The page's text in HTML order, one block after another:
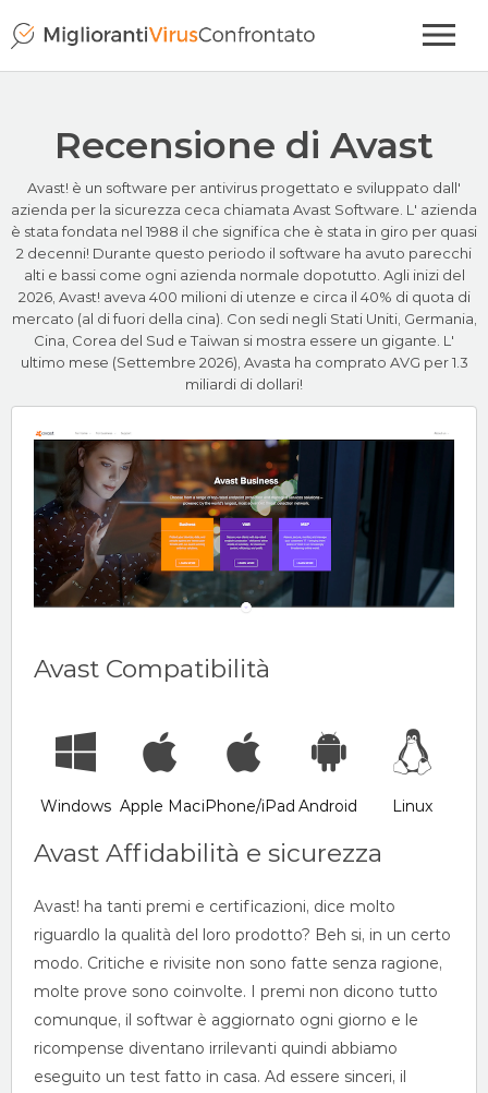
Recensione di Avast
Avast! è un software per antivirus progettato e sviluppato dall'
azienda per la sicurezza ceca chiamata Avast Software. L' azienda
è stata fondata nel 1988 il che significa che è stata in giro per quasi
2 decenni! Durante questo periodo il software ha avuto parecchi
alti e bassi come ogni azienda normale dopotutto. Agli inizi del
2026, Avast! aveva 400 milioni di utenze e circa il 40% di quota di
mercato (al di fuori della cina). Con sedi negli Stati Uniti, Germania,
Cina, Corea del Sud e Taiwan si mostra essere un gigante. L'
ultimo mese (Settembre 2026), Avasta ha comprato AVG per 1.3
miliardi di dollari!
Avast Compatibilità
Windows Apple MaciPhone/iPad Android Linux
Avast Affidabilità e sicurezza
Avast! ha tanti premi e certificazioni, dice molto
riguardlo la qualità del loro prodotto? Beh si, in un certo
modo. Critiche e rivisite non sono fatte senza ragione,
molte prove sono coinvolte. I premi non dicono tutto
comunque, il softwar è aggiornato ogni giorno e le
ricompense diventano irrilevanti quindi abbiamo
eseguito un test fatto in casa. Ad essere sinceri, il